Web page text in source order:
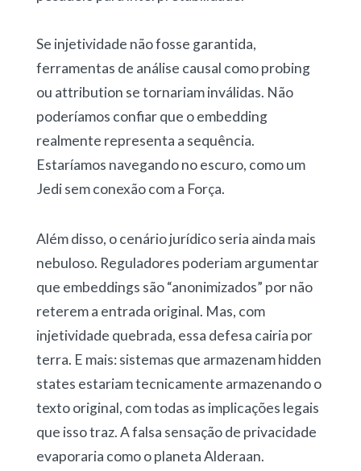
Se injetividade não fosse garantida,
ferramentas de análise causal como probing
ou attribution se tornariam inválidas. Não
poderíamos confiar que o embedding
realmente representa a sequência.
Estaríamos navegando no escuro, como um
Jedi sem conexão com a Força.
Além disso, o cenário jurídico seria ainda mais
nebuloso. Reguladores poderiam argumentar
que embeddings são “anonimizados” por não
reterem a entrada original. Mas, com
injetividade quebrada, essa defesa cairia por
terra. E mais: sistemas que armazenam hidden
states estariam tecnicamente armazenando o
texto original, com todas as implicações legais
que isso traz. A falsa sensação de privacidade
evaporaria como o planeta Alderaan.